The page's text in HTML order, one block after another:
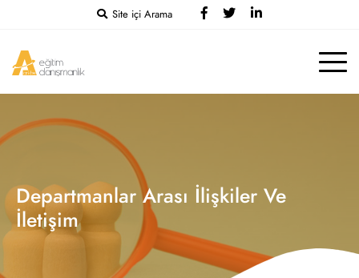
Site içi Arama
Departmanlar Arası İlişkiler Ve
İletişim